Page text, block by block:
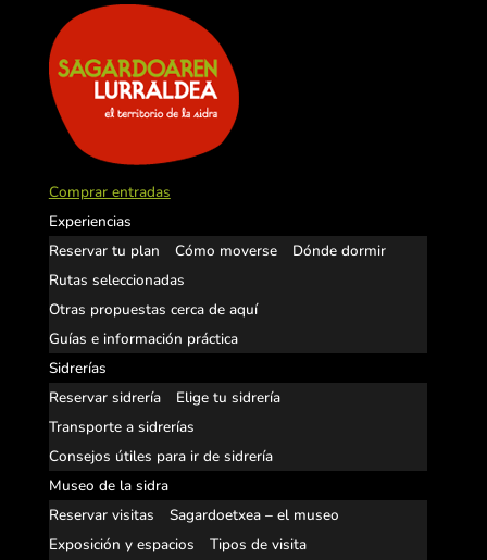
Comprar entradas
Experiencias
Reservar tu plan
Cómo moverse
Dónde dormir
Rutas seleccionadas
Otras propuestas cerca de aquí
Guías e información práctica
Sidrerías
Reservar sidrería
Elige tu sidrería
Transporte a sidrerías
Consejos útiles para ir de sidrería
Museo de la sidra
Reservar visitas
Sagardoetxea – el museo
Exposición y espacios
Tipos de visita